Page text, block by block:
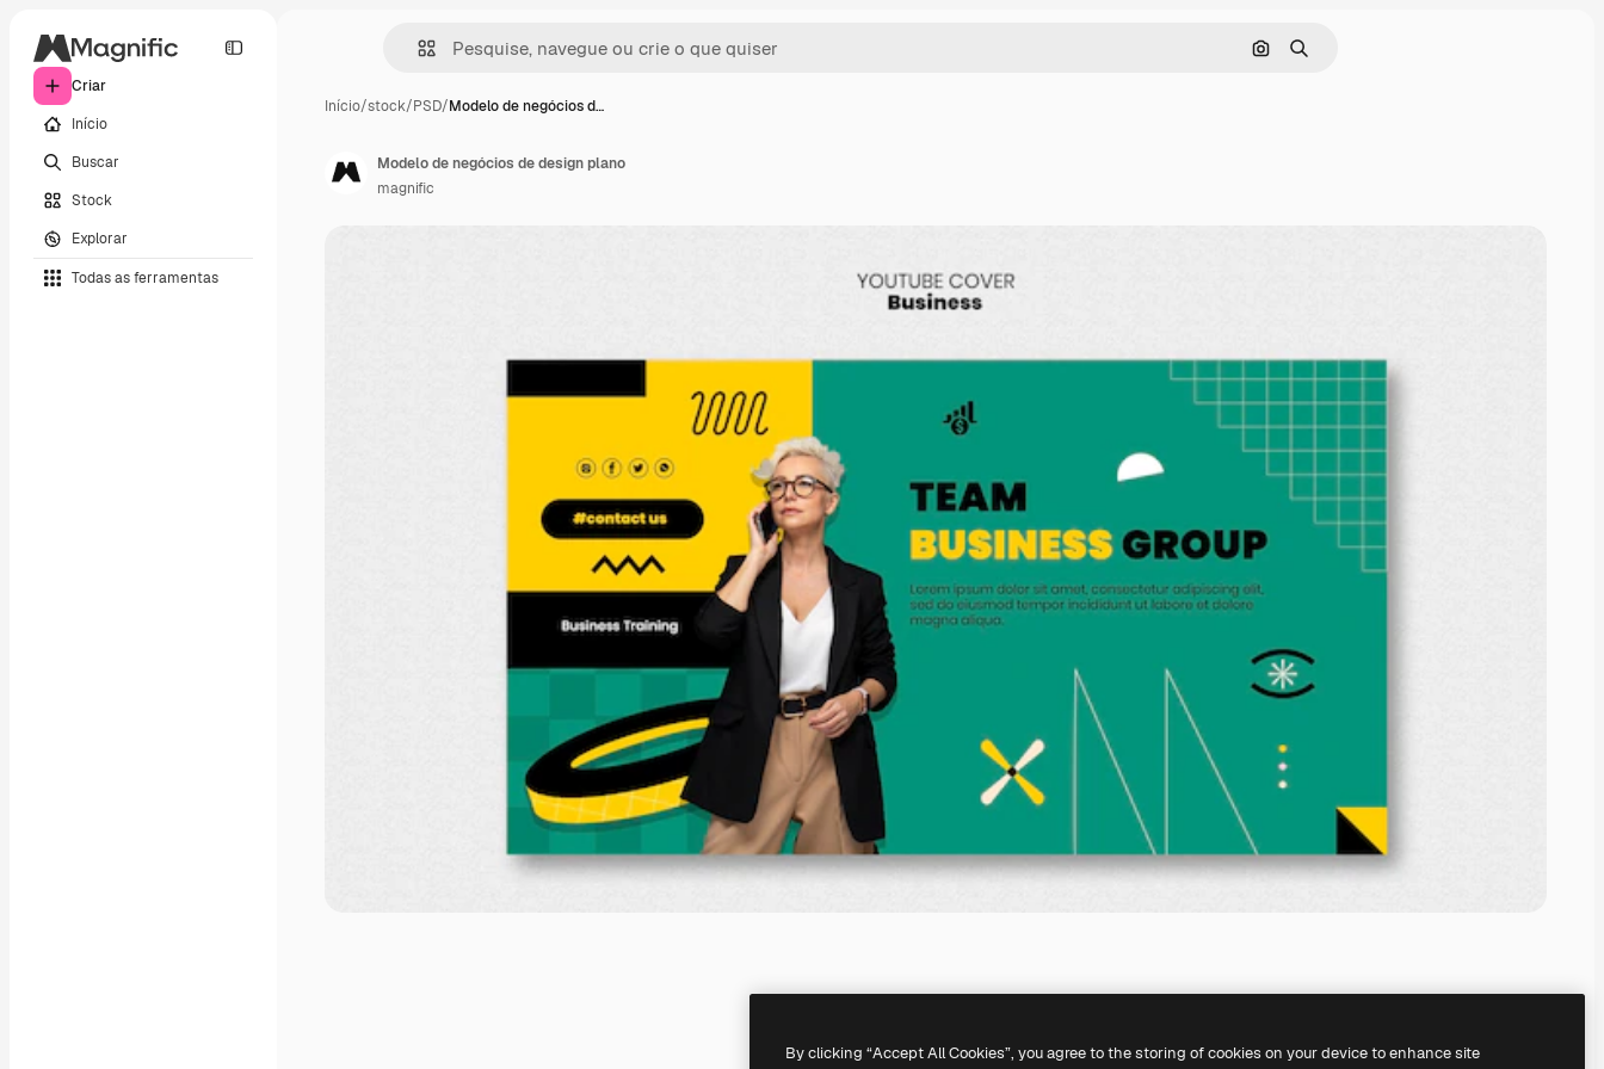
Criar
Início
Buscar
Stock
Explorar
Todas as ferramentas
Pesquisar por imagem
Buscar
Início/stock/PSD/Modelo de negócios d…
Modelo de negócios de design plano
magnific
By clicking “Accept All Cookies”, you agree to the storing of cookies on your device to enhance site